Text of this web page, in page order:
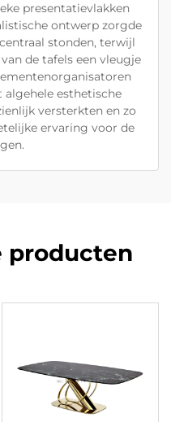
presentatievlakken
ontwerp zorgde
stonden, terwijl
de tafels een vleugje
algehele esthetische
versterkten en zo
ervaring voor de
producten